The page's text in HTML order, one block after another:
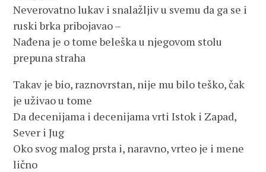
Neverovatno lukav i snalažljiv u svemu da ga se i
ruski brka pribojavao –
Nađena je o tome beleška u njegovom stolu
prepuna straha
Takav je bio, raznovrstan, nije mu bilo teško, čak
je uživao u tome
Da decenijama i decenijama vrti Istok i Zapad,
Sever i Jug
Oko svog malog prsta i, naravno, vrteo je i mene
lično